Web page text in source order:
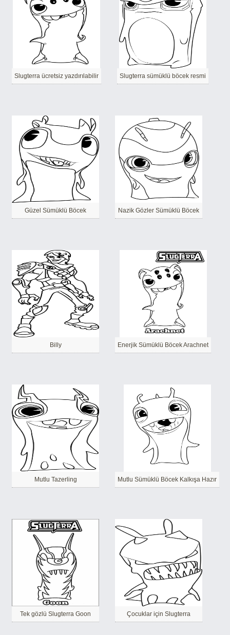
Slugterra ücretsiz yazdırılabilir Slugterra sümüklü böcek resmi
Güzel Sümüklü Böcek Nazik Gözler Sümüklü Böcek
Billy Enerjik Sümüklü Böcek Arachnet
Mutlu Tazerling Mutlu Sümüklü Böcek Kalkışa Hazır
Tek gözlü Slugterra Goon Çocuklar için Slugterra